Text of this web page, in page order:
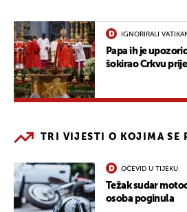
IGNORIRALI
Papa ih je
šokirao Crkvu
TRI VIJESTI O KOJIMA SE
OČEVID U TIJEKU
Težak sudar
osoba poginula